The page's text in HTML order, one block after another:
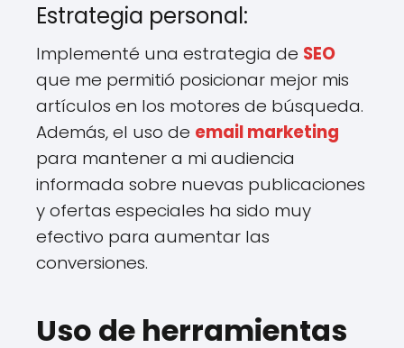
Estrategia personal:
Implementé una estrategia de SEO
que me permitió posicionar mejor mis
artículos en los motores de búsqueda.
Además, el uso de email marketing
para mantener a mi audiencia
informada sobre nuevas publicaciones
y ofertas especiales ha sido muy
efectivo para aumentar las
conversiones.
Uso de herramientas